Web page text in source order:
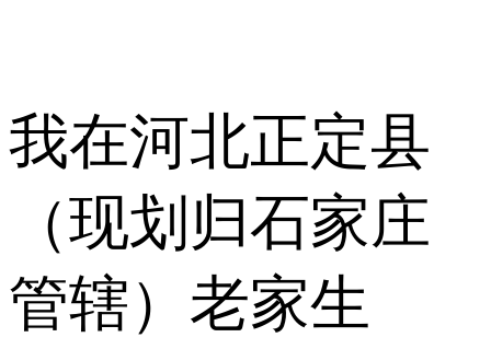
我在河北正定县
（现划归石家庄
管辖）老家生